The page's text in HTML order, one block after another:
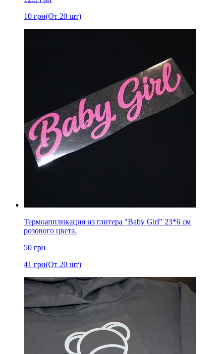
10 грн(От 20 шт)
Термоаппликация из глитера "Baby Girl" 23*6 см
розового цвета.
50 грн
41 грн(От 20 шт)